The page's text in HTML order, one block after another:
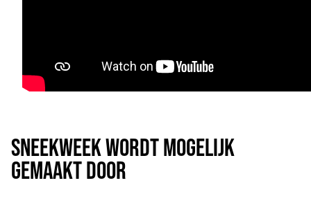
SNEEKWEEKWORDT MOGELIJK
GEMAAKT DOOR